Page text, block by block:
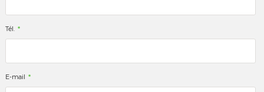
Tél. *
E-mail *